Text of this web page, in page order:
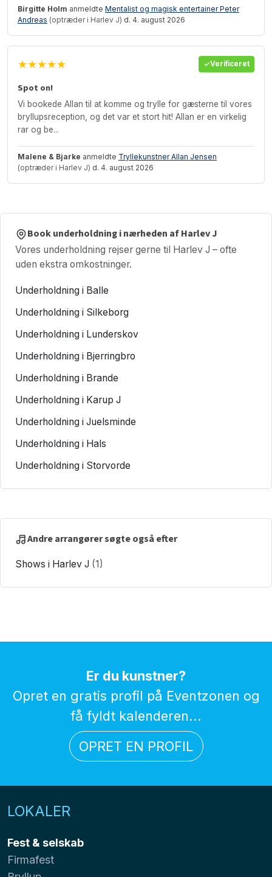
Birgitte Holm anmeldte Mentalist og magisk entertainer Peter
Andreas (optræder i Harlev J) d. 4. august 2026
★★★★★ Verificeret
Spot on!
Vi bookede Allan til at komme og trylle for gæsterne til vores
bryllupsreception, og det var et stort hit! Allan er en virkelig
rar og be...
Malene & Bjarke anmeldte Tryllekunstner Allan Jensen
(optræder i Harlev J) d. 4. august 2026
Book underholdning i nærheden af Harlev J
Vores underholdning rejser gerne til Harlev J – ofte
uden ekstra omkostninger.
Underholdning i Balle
Underholdning i Silkeborg
Underholdning i Lunderskov
Underholdning i Bjerringbro
Underholdning i Brande
Underholdning i Karup J
Underholdning i Juelsminde
Underholdning i Hals
Underholdning i Storvorde
Andre arrangører søgte også efter
Shows i Harlev J (1)
Er du kunstner?
Opret en gratis profil på Eventzonen og
få fyldt kalenderen...
OPRET EN PROFIL
LOKALER
Fest & selskab
Firmafest